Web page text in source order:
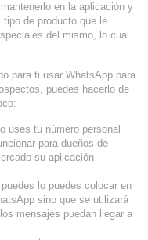
en la aplicación y
de producto que le
del mismo, lo cual
para ti usar WhatsApp para
puedes hacerlo de
uses tu número personal
para dueños de
su aplicación
lo puedes colocar en
sino que se utilizará
mensajes puedan llegar a